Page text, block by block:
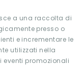
a una raccolta di
presso o
e incrementare le
utilizzati nella
promozionali